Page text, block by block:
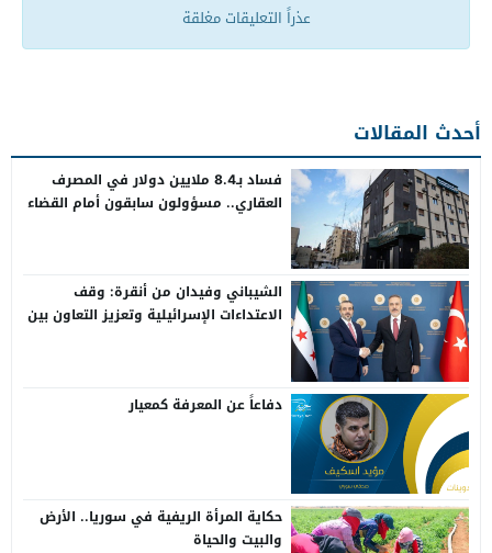
عذراً التعليقات مغلقة
أحدث المقالات
فساد بـ8.4 ملايين دولار في المصرف
العقاري.. مسؤولون سابقون أمام القضاء
الشيباني وفيدان من أنقرة: وقف
الاعتداءات الإسرائيلية وتعزيز التعاون بين
دفاعاً عن المعرفة كمعيار
حكاية المرأة الريفية في سوريا.. الأرض
والبيت والحياة